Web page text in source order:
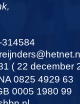
314584
( 22 december
0825 4929 63
0005 1980 99